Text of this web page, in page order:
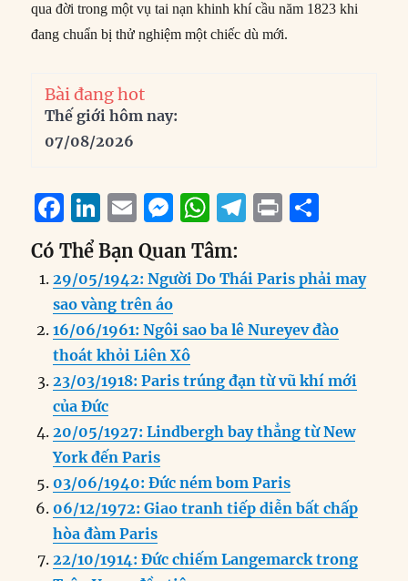
qua đời trong một vụ tai nạn khinh khí cầu năm 1823 khi
đang chuẩn bị thử nghiệm một chiếc dù mới.
Bài đang hot
Thế giới hôm nay:
07/08/2026
F
a
c
e
b
o
o
k
Li
n
k
e
d
I
n
E
m
ai
l
M
e
ss
e
n
g
er
W
h
at
s
A
p
T
e
g
r
m
P
n
t
a
re
Có Thể Bạn Quan Tâm:
29/05/1942: Người Do Thái Paris phải may
sao vàng trên áo
16/06/1961: Ngôi sao ba lê Nureyev đào
thoát khỏi Liên Xô
23/03/1918: Paris trúng đạn từ vũ khí mới
của Đức
20/05/1927: Lindbergh bay thẳng từ New
York đến Paris
03/06/1940: Đức ném bom Paris
06/12/1972: Giao tranh tiếp diễn bất chấp
hòa đàm Paris
22/10/1914: Đức chiếm Langemarck trong